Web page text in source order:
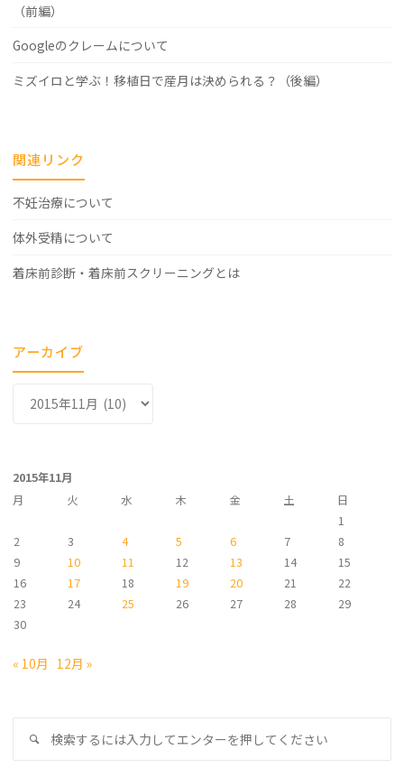
（前編）
Googleのクレームについて
ミズイロと学ぶ！移植日で産月は決められる？（後編）
関連リンク
不妊治療について
体外受精について
着床前診断・着床前スクリーニングとは
アーカイブ
ブ
2015年11月
月
火 水 木 金 土
日
1
2
3 4 5 6 7
8
9
10 11 12 13 14
15
16
17 18 19 20 21
22
23
24 25 26 27 28
29
30
« 10月 12月 »
検